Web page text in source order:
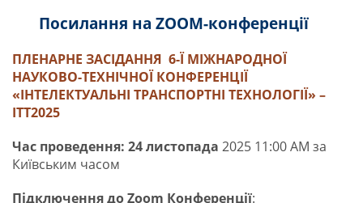
Посилання на ZOOM-конференції
ПЛЕНАРНЕ ЗАСІДАННЯ 6-Ї МІЖНАРОДНОЇ
НАУКОВО-ТЕХНІЧНОЇ КОНФЕРЕНЦІЇ
«ІНТЕЛЕКТУАЛЬНІ ТРАНСПОРТНІ ТЕХНОЛОГІЇ» –
ІТТ2025
Час проведення: 24 листопада 2025 11:00 AM за
Київським часом
Підключення доZoom Конференції: